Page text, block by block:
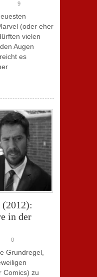
9
(oder eher
vielen
Augen
es
in der
0
Grundregel,
Comics) zu